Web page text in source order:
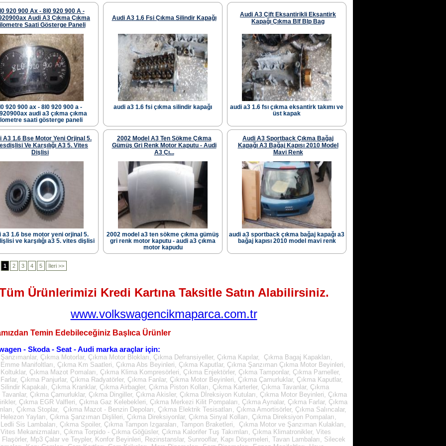
920 900 Ax - 8l0 920 900 A -
Audi A3 Çıkma Çıkma
Saati Gösterge Paneli
920 900 ax - 8l0 920 900 a -
audi a3 çıkma çıkma
saati gösterge paneli
Audi A3 1.6 Fsi Çıkma Silindir Kapağı
audi a3 1.6 fsi çıkma silindir kapağı
Audi A3 Çift Eksantirikli Eksantirk
Kapağı Çıkma Blf Blp Bag
audi a3 1.6 fsı çıkma eksantirk takımı ve
üst kapak
A3 1.6 Bse Motor Yeni Orjinal 5.
Ve Karşılığı A3 5. Vites
Dişlisi
a3 1.6 bse motor yeni orjinal 5.
ve karşılığı a3 5. vites dişlisi
2002 Model A3 Ten Sökme Çıkma
Gümüş Gri Renk Motor Kaputu - Audi
A3 Çı...
2002 model a3 ten sökme çıkma gümüş
gri renk motor kaputu - audi a3 çıkma
motor kapudu
Audi A3 Sportback Çıkma Bağaj
Kapağı A3 Bağaj Kapısı 2010 Model
Mavi Renk
audi a3 sportback çıkma bağaj kapağı a3
bağaj kapısı 2010 model mavi renk
1 2 3 4 5 İleri >>
Ürünlerimizi Kredi Kartına Taksitle Satın Alabilirsiniz.
www.volkswagencikmaparca.com.tr
Temin Edebileceğiniz Başlıca Ürünler
- Skoda - Seat - Audi marka araçlar için:
Çıkma Motorlar, Çıkma Motor Blokları, Çıkma Defransiyeller, Çıkma Kapılar, Çıkma Bagaj Kapakları,
Emme Manifoltları, Çıkma Km Saatleri, Çıkma Abs Beyinleri, Çıkma Kaputlar, Çıkma Şanzıman Çıkma Motor Beyinleri,
Koltuklar, Çıkma Mazot Pomaları, Çıkma Klima Kompresörleri, Çıkma Enjektörler, Çıkma Tamponlar, Çıkma Parneller,
Farlar, Çıkma Panjurlar, Çıkma Radyatörler, Çıkma Fanlar, Çıkma Motor Beyinleri, Çıkma Çamurluklar, Çıkma Kaputlar,
Kapakalı, Çıkma Kranklar, Çıkma Airbagler, Çıkma Piston Kolları, Çıkma Karterler, Çıkma Tavanlar, Çıkma
Tavanlar, Çıkma Çamurluklar, Çıkma Dingiller, Çıkma Akisler, Çıkma Dİreksiyon Kutuları, Çıkma Motor Beyinleri, Çıkma
Çıkma EGR Valfleri, Çıkma Gaz Kelebekleri, Çıkma Merkezi Kilit Pompaları, Çıkma Aynalar, Çıkma Farlar, Çıkma
Çıkma Stoplar, Çıkma Mazot - Benzin Depoları, Çıkma Elektrik Tesisatları, Çıkma Amortisörler, Çıkma Salıncalar,
Helezon Yayları, Çıkma Şanzıman Dişlileri, Çıkma Direksiyonlar, Çıkma Sinyal Kolları, Çıkma Direksiyon Pompaları,
Ledli Sis Lambaları, Çıkma Spoiler, Çıkma Tampon Izgaraları, Tampon Braketleri, Çıkma Motor ve Şanzıman Kulakları,
Vites Mekanizmaları, Çıkma Torpido - Çıkma Göğüsler, Çıkma Kalorifer Tuş Takımları, Çıkma Klimatronikler, Vites
Flaşörler, Mp3 Çalar ve Teypler, Konfor Beyinleri, Rezinstanslar, Sunrooflar, Kapı Döşemeleri, Tavan Lambaları, Silecek